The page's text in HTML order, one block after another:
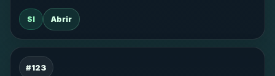
SI Abrir
#123